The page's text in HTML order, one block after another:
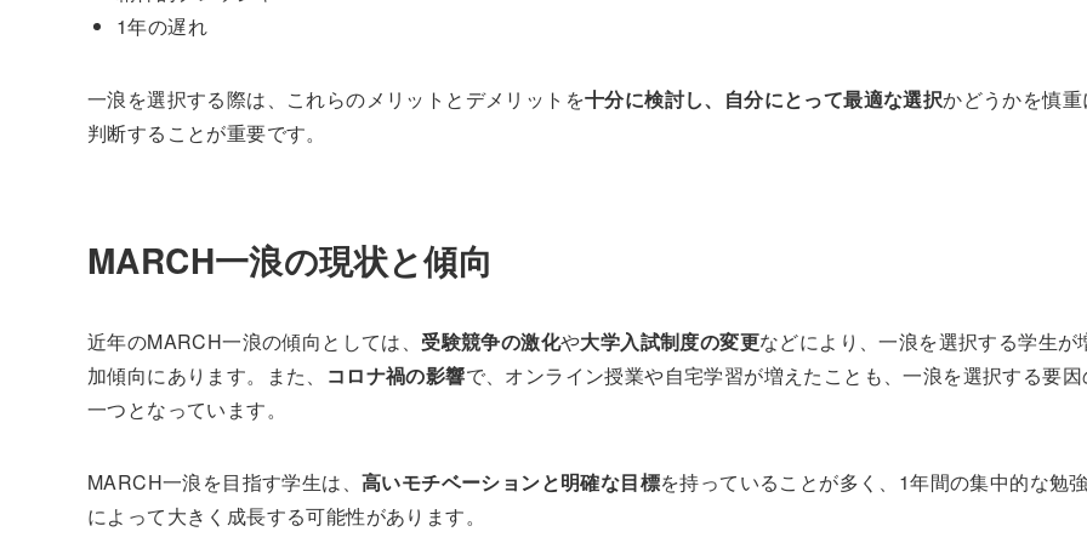
1年の遅れ
一浪を選択する際は、これらのメリットとデメリットを十分に検討し、自分にとって最適な選択かどうかを慎
判断することが重要です。
MARCH一浪の現状と傾向
近年のMARCH一浪の傾向としては、 受験競争の激化や大学入試制度の変更などにより、一浪を選択する学生が
加傾向にあります。また、 コロナ禍の影響で、オンライン授業や自宅学習が増えたことも、一浪を選択する要
一つとなっています。
MARCH一浪を目指す学生は、 高いモチベーションと明確な目標を持っていることが多く、1年間の集中的な勉
によって大きく成長する可能性があります。